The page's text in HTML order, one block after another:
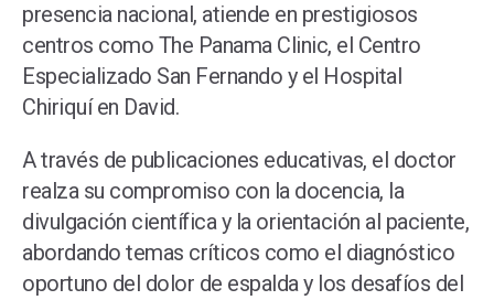
presencia nacional, atiende en prestigiosos
centros como The Panama Clinic, el Centro
Especializado San Fernando y el Hospital
Chiriquí en David.
A través de publicaciones educativas, el doctor
realza su compromiso con la docencia, la
divulgación científica y la orientación al paciente,
abordando temas críticos como el diagnóstico
oportuno del dolor de espalda y los desafíos del